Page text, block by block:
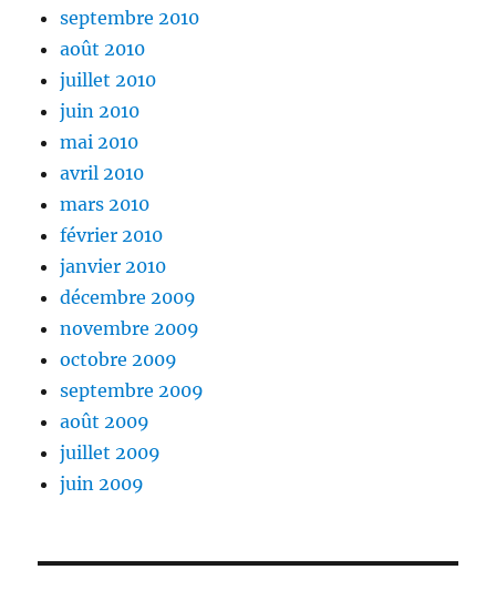
septembre 2010
août 2010
juillet 2010
juin 2010
mai 2010
avril 2010
mars 2010
février 2010
janvier 2010
décembre 2009
novembre 2009
octobre 2009
septembre 2009
août 2009
juillet 2009
juin 2009